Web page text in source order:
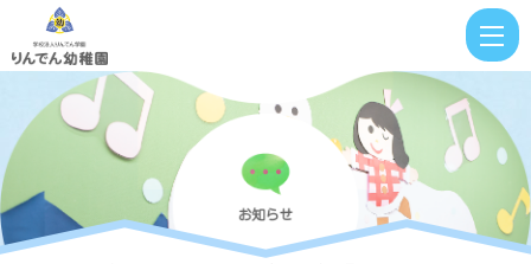
月
り
ん
で